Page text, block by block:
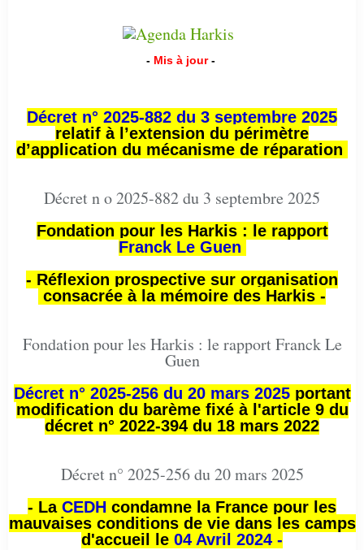
- Mis à jour -
Décret n° 2025-882 du 3 septembre 2025
relatif à l’extension du périmètre
d’application du mécanisme de réparation
Décret n o 2025-882 du 3 septembre 2025
Fondation pour les Harkis : le rapport
Franck Le Guen
- Réflexion prospective sur organisation
consacrée à la mémoire des Harkis -
Fondation pour les Harkis : le rapport Franck Le
Guen
Décret n° 2025-256 du 20 mars 2025portant
modification du barème fixé à l'article 9 du
décret n° 2022-394 du 18 mars 2022
Décret n° 2025-256 du 20 mars 2025
- La CEDH condamne la France pour les
mauvaises conditions de vie dans les camps
d'accueil le 04 Avril 2024 -